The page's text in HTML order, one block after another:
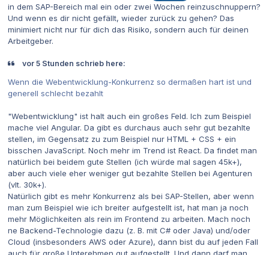
in dem SAP-Bereich mal ein oder zwei Wochen reinzuschnuppern?
Und wenn es dir nicht gefällt, wieder zurück zu gehen? Das
minimiert nicht nur für dich das Risiko, sondern auch für deinen
Arbeitgeber.
vor 5 Stunden schrieb here:
Wenn die Webentwicklung-Konkurrenz so dermaßen hart ist und
generell schlecht bezahlt
"Webentwicklung" ist halt auch ein großes Feld. Ich zum Beispiel
mache viel Angular. Da gibt es durchaus auch sehr gut bezahlte
stellen, im Gegensatz zu zum Beispiel nur HTML + CSS + ein
bisschen JavaScript. Noch mehr im Trend ist React. Da findet man
natürlich bei beidem gute Stellen (ich würde mal sagen 45k+),
aber auch viele eher weniger gut bezahlte Stellen bei Agenturen
(vlt. 30k+).
Natürlich gibt es mehr Konkurrenz als bei SAP-Stellen, aber wenn
man zum Beispiel wie ich breiter aufgestellt ist, hat man ja noch
mehr Möglichkeiten als rein im Frontend zu arbeiten. Mach noch
ne Backend-Technologie dazu (z. B. mit C# oder Java) und/oder
Cloud (insbesonders AWS oder Azure), dann bist du auf jeden Fall